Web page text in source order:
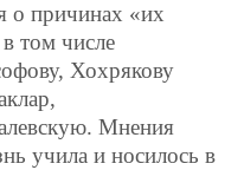
о причинах «их
том числе
Хохрякову
Мнения
учила и носилось в